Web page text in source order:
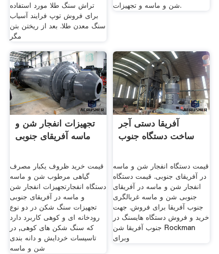
تراش سنگ طلا مورد استفاده
برای فروش توپ فرایند آسیاب
سنگ معدن طلا. بعد از ریختن بتن
مگر
شن و ماسه و تجهیزات.
تجهیزات انفجار شن و
ماسه آفریقای جنوبی
قیمت خرید ظروف یکبار مصرف
گیاهی مرطوب شن و ماسه
دستگاه انفجارتجهیزات انفجار شن
و ماسه در آفریقای جنوبی
تجهیزات سنگ شکن در دو نوع
رودخانه ای و کوهی کاربرد دارد
که سنگ شکن های کوهی, در
تاسیسات خردایش و دانه بندی
شن و ماسه
آفریقا دستی آجر
ساخت دستگاه جنوب
قیمت دستگاه انفجار شن و ماسه
در آفریقای جنوبی. قیمت دستگاه
انفجار شن و ماسه در آفریقای
جنوبی شن و ماسه غربالگری
جنوب آفریقا برای فروش. جهت
خرید و فروش دستگاه هایسنگ در
جنوب آفریقا شن Rockman
وبرای